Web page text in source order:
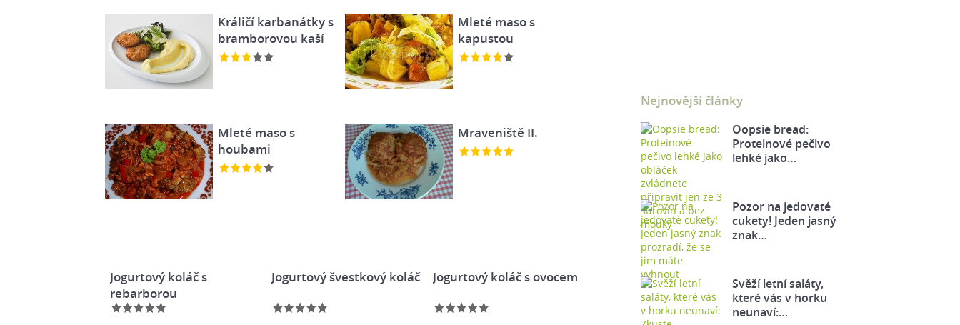
Králičí karbanátky s
bramborovou kaší
Mleté maso s
kapustou
Mleté maso s
houbami
Mraveniště II.
Jogurtový koláč s
rebarborou
Jogurtový švestkový koláč Jogurtový koláč s ovocem
Nejnovější články
Oopsie bread:
Proteinové pečivo
lehké jako…
Pozor na jedovaté
cukety! Jeden jasný
znak…
Svěží letní saláty,
které vás v horku
neunaví:…